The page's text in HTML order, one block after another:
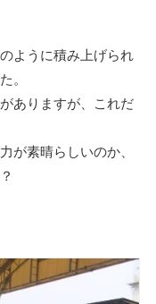
ように積み上げられ
。
ありますが、これだ
が素晴らしいのか、